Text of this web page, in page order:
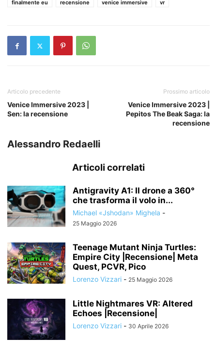
finalmente eu recensione venice immersive vr
Articolo precedente
Venice Immersive 2023 |
Sen: la recensione
Prossimo articolo
Venice Immersive 2023 |
Pepitos The Beak Saga: la
recensione
Alessandro Redaelli
Articoli correlati
Antigravity A1: Il drone a 360°
che trasforma il volo in...
Michael «Jshodan» Mighela -
25 Maggio 2026
Teenage Mutant Ninja Turtles:
Empire City |Recensione| Meta
Quest, PCVR, Pico
Lorenzo Vizzari - 25 Maggio 2026
Little Nightmares VR: Altered
Echoes |Recensione|
Lorenzo Vizzari - 30 Aprile 2026